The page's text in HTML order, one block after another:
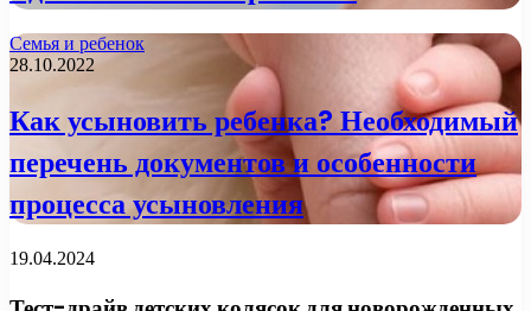
Семья и ребенок
28.10.2022
Как усыновить ребенка? Необходимый
перечень документов и особенности
процесса усыновления
19.04.2024